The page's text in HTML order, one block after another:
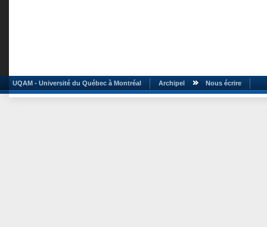
UQAM - Université du Québec à Montréal Archipel Nous écrire